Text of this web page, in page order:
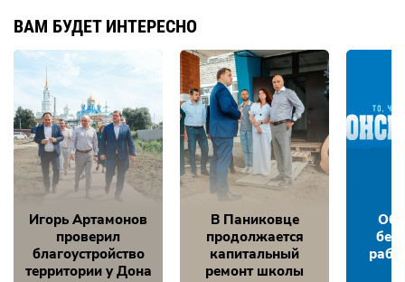
ВАМ БУДЕТ ИНТЕРЕСНО
Игорь Артамонов
проверил
благоустройство
территории у Дона
В Паниковце
продолжается
капитальный
ремонт школы